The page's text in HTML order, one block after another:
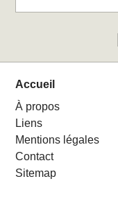
Accueil
À propos
Liens
Mentions légales
Contact
Sitemap